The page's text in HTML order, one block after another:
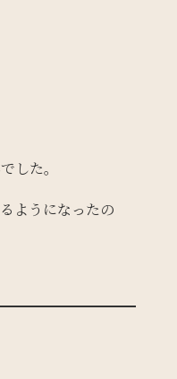
した。
ようになったの